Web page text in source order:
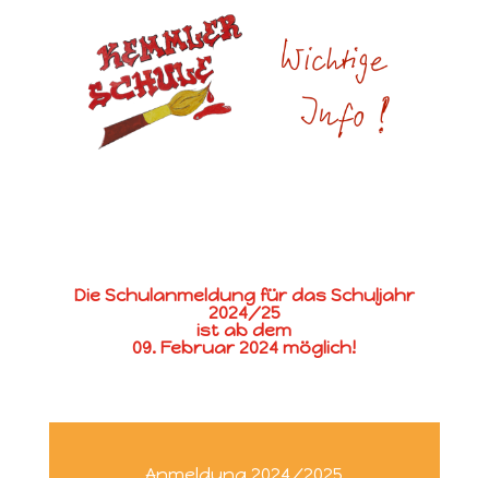
Die Schulanmeldung für das Schuljahr
2024/25
ist ab dem
09. Februar 2024 möglich!